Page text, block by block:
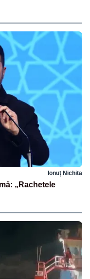
Ionuț Nichita
„Rachetele